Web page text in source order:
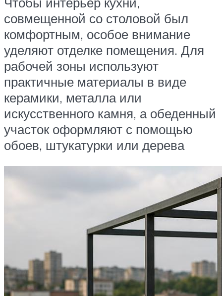
совмещенной со столовой был
комфортным, особое внимание
уделяют отделке помещения. Для
рабочей зоны используют
практичные материалы в виде
керамики, металла или
искусственного камня, а обеденный
участок оформляют с помощью
обоев, штукатурки или дерева